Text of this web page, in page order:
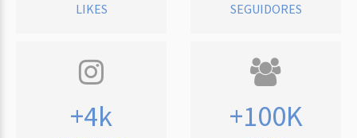
LIKES SEGUIDORES
+4k +100K